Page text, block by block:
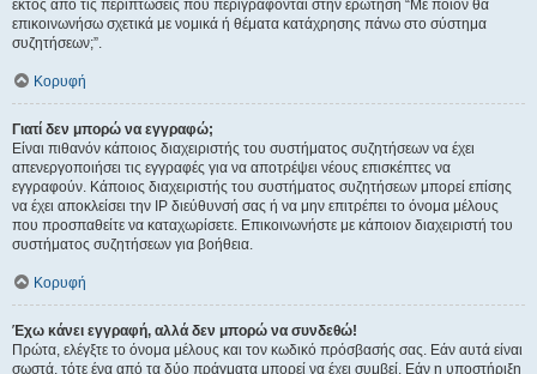
εκτός από τις περιπτώσεις που περιγράφονται στην ερώτηση “Με ποιόν θα
επικοινωνήσω σχετικά με νομικά ή θέματα κατάχρησης πάνω στο σύστημα
συζητήσεων;”.
Κορυφή
Γιατί δεν μπορώ να εγγραφώ;
Είναι πιθανόν κάποιος διαχειριστής του συστήματος συζητήσεων να έχει
απενεργοποιήσει τις εγγραφές για να αποτρέψει νέους επισκέπτες να
εγγραφούν. Κάποιος διαχειριστής του συστήματος συζητήσεων μπορεί επίσης
να έχει αποκλείσει την IP διεύθυνσή σας ή να μην επιτρέπει το όνομα μέλους
που προσπαθείτε να καταχωρίσετε. Επικοινωνήστε με κάποιον διαχειριστή του
συστήματος συζητήσεων για βοήθεια.
Κορυφή
Έχω κάνει εγγραφή, αλλά δεν μπορώ να συνδεθώ!
Πρώτα, ελέγξτε το όνομα μέλους και τον κωδικό πρόσβασής σας. Εάν αυτά είναι
σωστά, τότε ένα από τα δύο πράγματα μπορεί να έχει συμβεί. Εάν η υποστήριξη